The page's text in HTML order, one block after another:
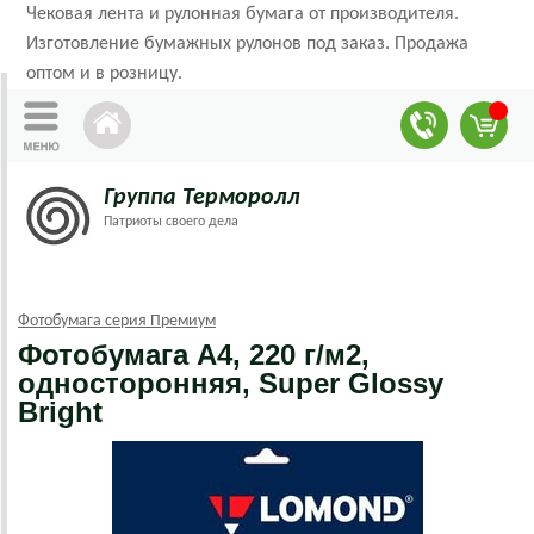
Чековая лента и рулонная бумага от производителя.
Изготовление бумажных рулонов под заказ. Продажа
оптом и в розницу.
Группа Терморолл
Патриоты своего дела
Фотобумага серия Премиум
Фотобумага А4, 220 г/м2,
односторонняя, Super Glossy
Bright